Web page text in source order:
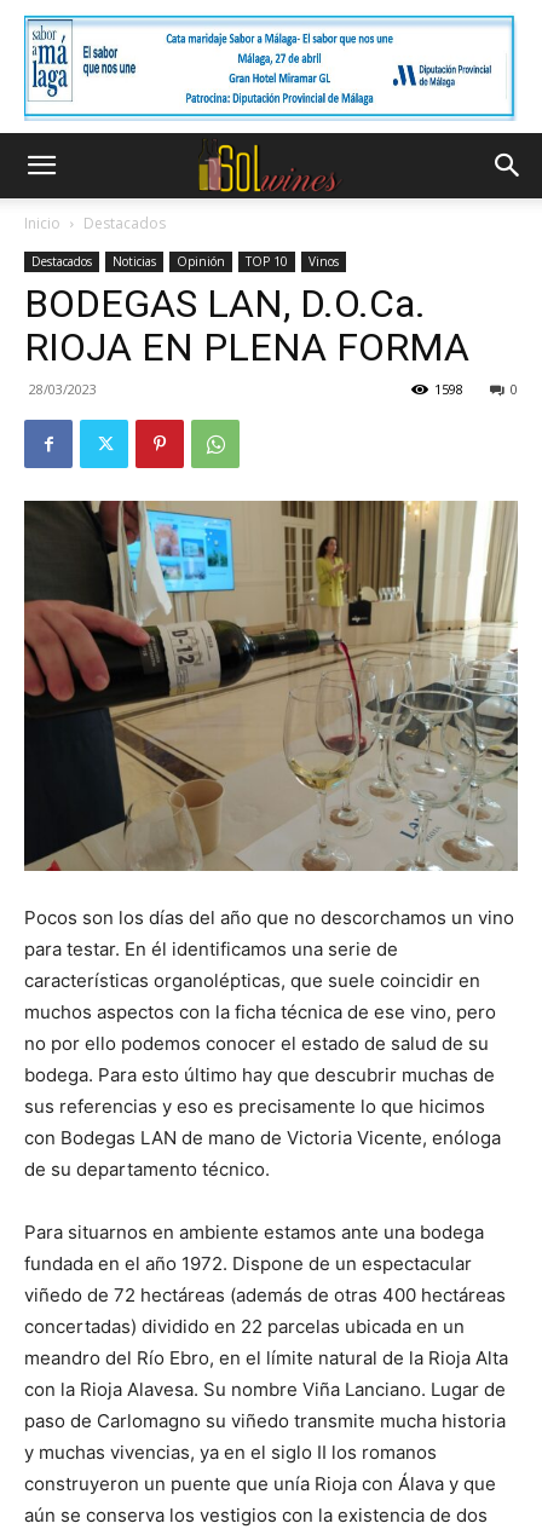
Inicio Destacados
Destacados Noticias Opinión TOP 10 Vinos
BODEGAS LAN, D.O.Ca.
RIOJA EN PLENA FORMA
28/03/2023 0
1598
Pocos son los días del año que no descorchamos un vino
para testar. En él identificamos una serie de
características organolépticas, que suele coincidir en
muchos aspectos con la ficha técnica de ese vino, pero
no por ello podemos conocer el estado de salud de su
bodega. Para esto último hay que descubrir muchas de
sus referencias y eso es precisamente lo que hicimos
con Bodegas LAN de mano de Victoria Vicente, enóloga
de su departamento técnico.
Para situarnos en ambiente estamos ante una bodega
fundada en el año 1972. Dispone de un espectacular
viñedo de 72 hectáreas (además de otras 400 hectáreas
concertadas) dividido en 22 parcelas ubicada en un
meandro del Río Ebro, en el límite natural de la Rioja Alta
con la Rioja Alavesa. Su nombre Viña Lanciano. Lugar de
paso de Carlomagno su viñedo transmite mucha historia
y muchas vivencias, ya en el siglo II los romanos
construyeron un puente que unía Rioja con Álava y que
aún se conserva los vestigios con la existencia de dos